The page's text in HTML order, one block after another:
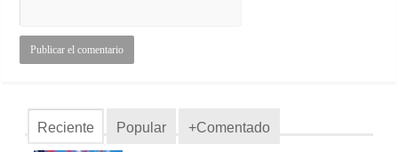
Reciente Popular +Comentado